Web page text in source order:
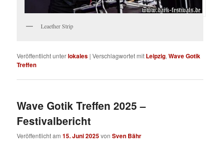
Leaether Strip
Veröffentlicht unterlokales |Verschlagwortet mit Leipzig,Wave Gotik
Treffen
Wave Gotik Treffen 2025 –
Festivalbericht
Veröffentlicht am15. Juni 2025vonSven Bähr